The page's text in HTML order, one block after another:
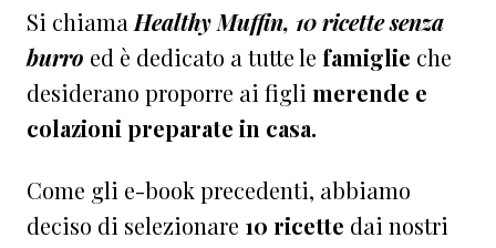
Si chiama Healthy Muffin, 10 ricette senza
burro ed è dedicato a tutte le famiglie che
desiderano proporre ai figli merende e
colazioni preparate in casa.
Come gli e-book precedenti, abbiamo
deciso di selezionare 10 ricette dai nostri